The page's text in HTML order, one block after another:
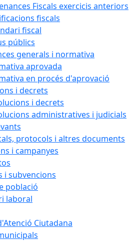
Fiscals exercicis anteriors
fiscals
fiscal
públics
generals i normativa
aprovada
en procés d'aprovació
i decrets
i decrets
administratives i judicials
protocols i altres documents
i campanyes
i subvencions
població
laboral
Ciutadana